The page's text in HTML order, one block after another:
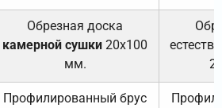
Обрезная доска
камерной сушки 20х100
мм.
Профилированный брус